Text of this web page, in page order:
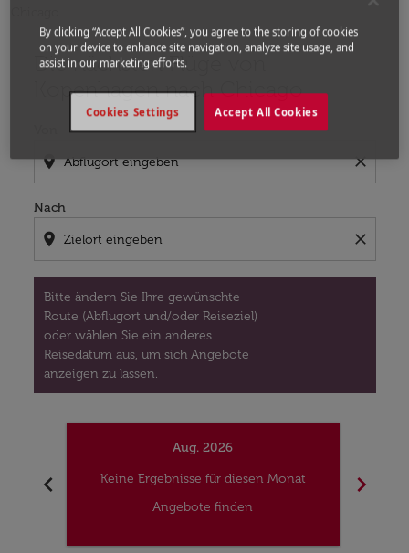
Die nächsten Flüge von
Kopenhagen nach Chicago
location_on close
Nach
location_on close
Bitte ändern Sie Ihre gewünschte
Route (Abflugort und/oder Reiseziel)
oder wählen Sie ein anderes
Reisedatum aus, um sich Angebote
anzeigen zu lassen.
Bitte ändern Sie Ihre gewünschte Route (Abflugort
chevron_left
Aug. 2026
Keine Ergebnisse für diesen Monat
Angebote finden
chevron_right
By clicking “Accept All Cookies”, you agree to the storing of cookies
on your device to enhance site navigation, analyze site usage, and
assist in our marketing efforts.
Accept All Cookies
Cookies Settings